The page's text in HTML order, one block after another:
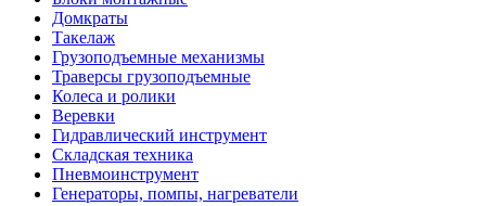
Домкраты
Такелаж
Грузоподъемные механизмы
Траверсы грузоподъемные
Колеса и ролики
Веревки
Гидравлический инструмент
Складская техника
Пневмоинструмент
Генераторы, помпы, нагреватели